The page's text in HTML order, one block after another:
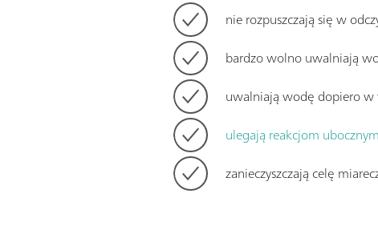
nie rozpuszczają się w
bardzo wolno uwalniają
uwalniają wodę dopiero w
ulegają reakcjom
zanieczyszczają celę